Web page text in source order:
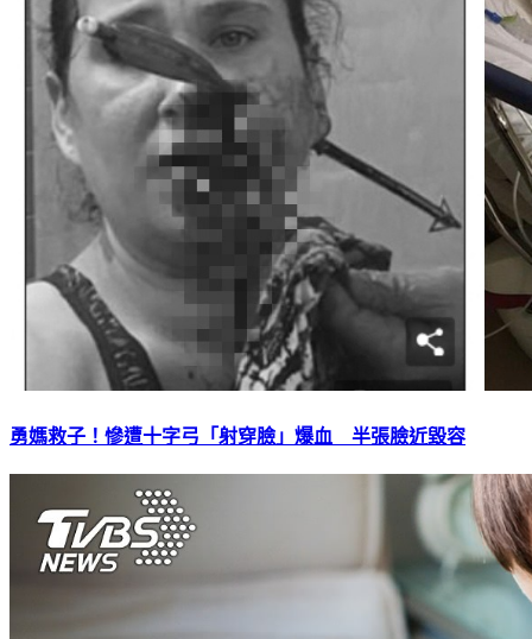
勇媽救子！慘遭十字弓「射穿臉」爆血 半張臉近毀容